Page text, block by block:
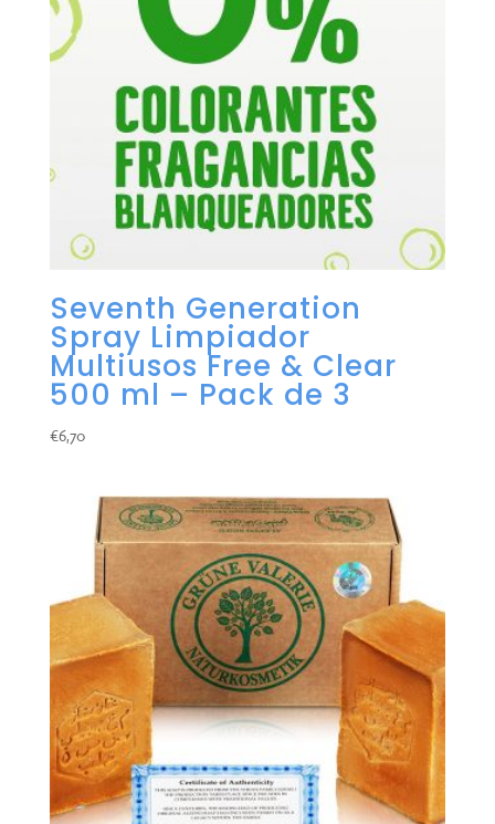
Seventh Generation
Spray Limpiador
Multiusos Free & Clear
500 ml – Pack de 3
€6,70